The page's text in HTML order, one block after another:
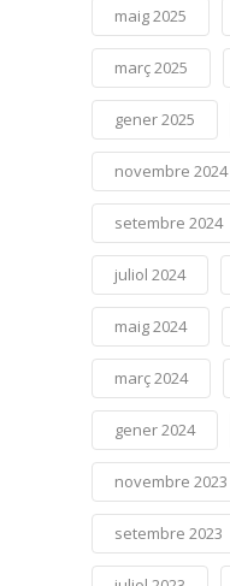
maig 2025
març 2025
gener 2025
novembre 2024
setembre 2024
juliol 2024
maig 2024
març 2024
gener 2024
novembre 2023
setembre 2023